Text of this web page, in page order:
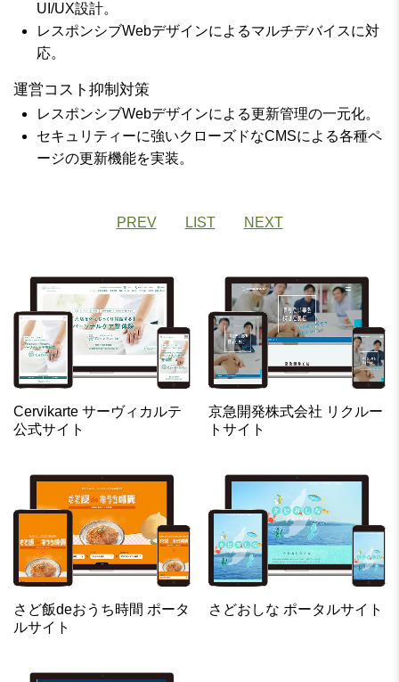
UI/UX設計。
レスポンシブWebデザインによるマルチデバイスに対
応。
運営コスト抑制対策
レスポンシブWebデザインによる更新管理の一元化。
セキュリティーに強いクローズドなCMSによる各種ペ
ージの更新機能を実装。
PREV LIST NEXT
Cervikarte サーヴィカルテ
公式サイト
京急開発株式会社 リクルー
トサイト
さど飯deおうち時間 ポータ
ルサイト
さどおしな ポータルサイト